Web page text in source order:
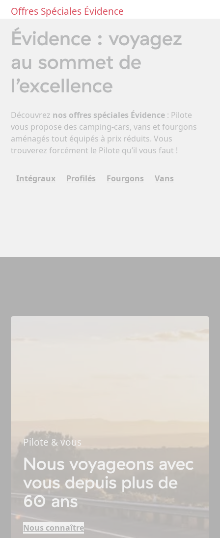
Offres Spéciales Évidence
Évidence : voyagez
au sommet de
l’excellence
Découvrez nos offres spéciales Évidence : Pilote
vous propose des camping-cars, vans et fourgons
aménagés tout équipés à prix réduits. Vous
trouverez forcément le Pilote qu’il vous faut !
Intégraux Profilés Fourgons Vans
Pilote & vous
Nous voyageons avec
vous depuis plus de
60 ans
Nous connaître